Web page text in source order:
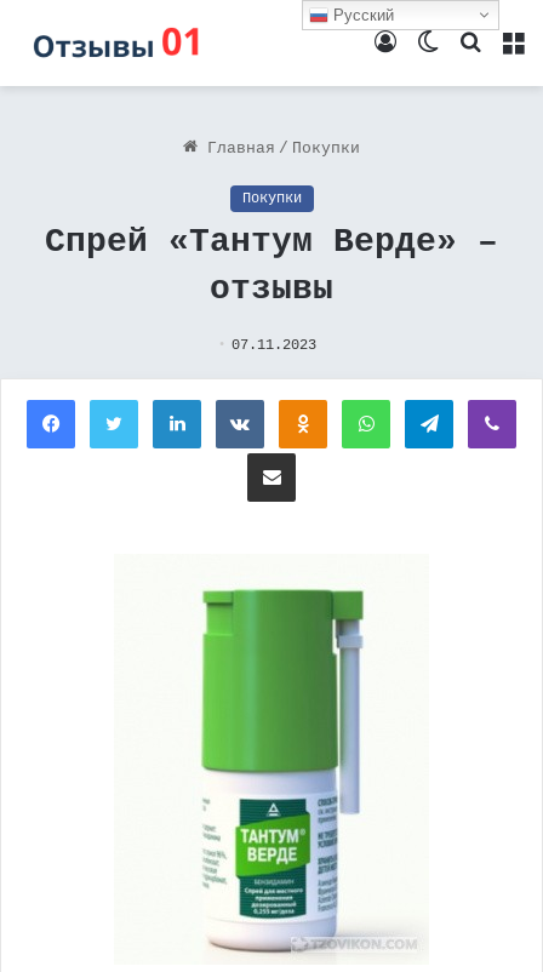
Поиск
Switch
Войти
Главная / Покупки
Покупки
Спрей «Тантум Верде» –
отзывы
07.11.2023
FacebookTwitterLinkedInВконтактеОдноклассники
WhatsAppTelegram
Поделиться через электронную почту
Русский